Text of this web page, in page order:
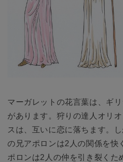
マーガレットの花言葉は、ギ
があります。狩りの達人オリ
スは、互いに恋に落ちます。
の兄アポロンは2人の関係を快
ポロンは2人の仲を引き裂くた